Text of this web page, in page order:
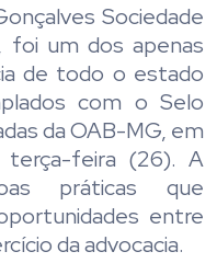
Sociedade
foi um dos apenas
de todo o estado
com o Selo
da OAB-MG, em
terça-feira (26). A
práticas que
entre
da advocacia.